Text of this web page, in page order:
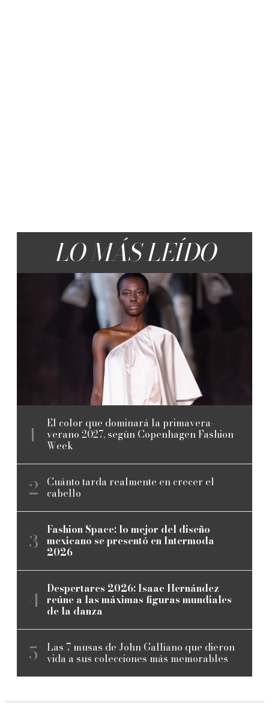
LO MÁS LEÍDO
El color que dominará la primavera-
verano 2027, según Copenhagen Fashion
Week
Cuánto tarda realmente en crecer el
cabello
Fashion Space: lo mejor del diseño
mexicano se presentó en Intermoda
2026
Despertares 2026: Isaac Hernández
reúne a las máximas figuras mundiales
de la danza
Las 7 musas de John Galliano que dieron
vida a sus colecciones más memorables